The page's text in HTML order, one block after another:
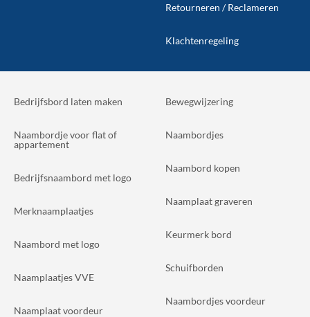
Retourneren / Reclameren
Klachtenregeling
Bedrijfsbord laten maken
Naambordje voor flat of
appartement
Bedrijfsnaambord met logo
Merknaamplaatjes
Naambord met logo
Naamplaatjes VVE
Naamplaat voordeur
Bewegwijzering
Naambordjes
Naambord kopen
Naamplaat graveren
Keurmerk bord
Schuifborden
Naambordjes voordeur